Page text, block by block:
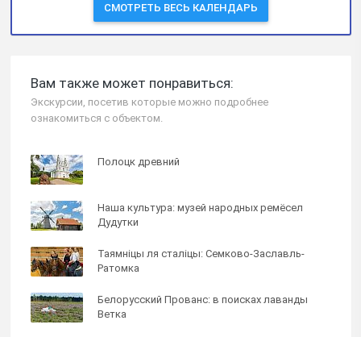
СМОТРЕТЬ ВЕСЬ КАЛЕНДАРЬ
Вам также может понравиться:
Экскурсии, посетив которые можно подробнее
ознакомиться с объектом.
Полоцк древний
Наша культура: музей народных ремёсел
Дудутки
Таямнiцы ля сталiцы: Семково-Заславль-
Ратомка
Белорусский Прованс: в поисках лаванды
Ветка